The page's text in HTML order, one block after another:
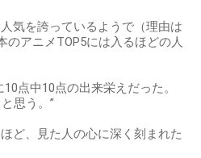
気を誇っているようで（理由は
のアニメTOP5には入るほどの人
点中10点の出来栄えだった。
思う。”
ど、見た人の心に深く刻まれた